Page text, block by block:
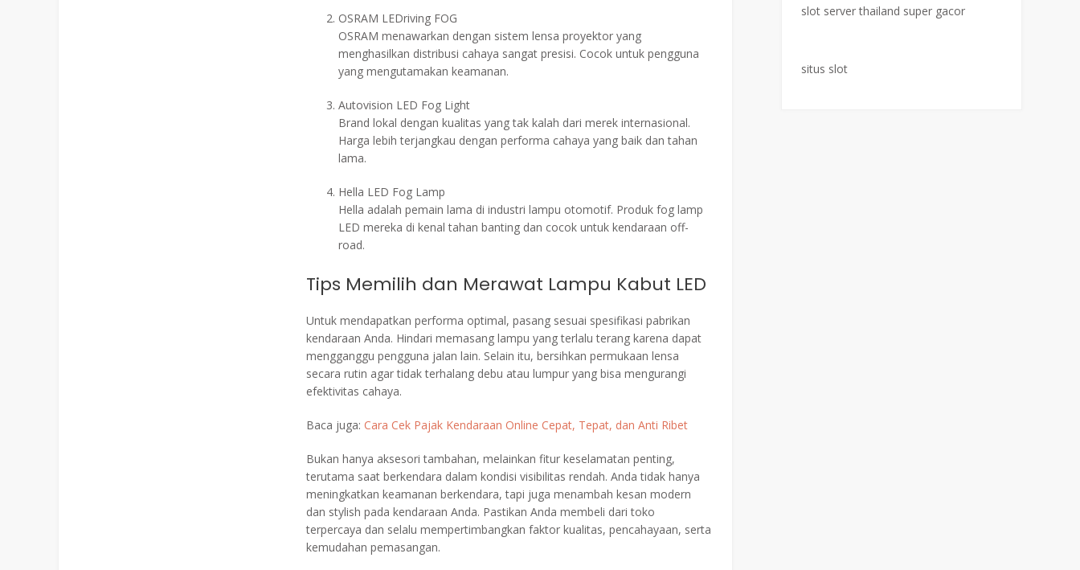
OSRAM LEDriving FOG
OSRAM menawarkan dengan sistem lensa proyektor yang
menghasilkan distribusi cahaya sangat presisi. Cocok untuk pengguna
yang mengutamakan keamanan.
Autovision LED Fog Light
Brand lokal dengan kualitas yang tak kalah dari merek internasional.
Harga lebih terjangkau dengan performa cahaya yang baik dan tahan
lama.
Hella LED Fog Lamp
Hella adalah pemain lama di industri lampu otomotif. Produk fog lamp
LED mereka di kenal tahan banting dan cocok untuk kendaraan off-
road.
Tips Memilih dan Merawat Lampu Kabut LED
Untuk mendapatkan performa optimal, pasang sesuai spesifikasi pabrikan
kendaraan Anda. Hindari memasang lampu yang terlalu terang karena dapat
mengganggu pengguna jalan lain. Selain itu, bersihkan permukaan lensa
secara rutin agar tidak terhalang debu atau lumpur yang bisa mengurangi
efektivitas cahaya.
Baca juga: Cara Cek Pajak Kendaraan Online Cepat, Tepat, dan Anti Ribet
Bukan hanya aksesori tambahan, melainkan fitur keselamatan penting,
terutama saat berkendara dalam kondisi visibilitas rendah. Anda tidak hanya
meningkatkan keamanan berkendara, tapi juga menambah kesan modern
dan stylish pada kendaraan Anda. Pastikan Anda membeli dari toko
terpercaya dan selalu mempertimbangkan faktor kualitas, pencahayaan, serta
kemudahan pemasangan.
slot server thailand super gacor
situs slot